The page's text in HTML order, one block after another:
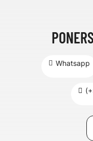
Whatsapp